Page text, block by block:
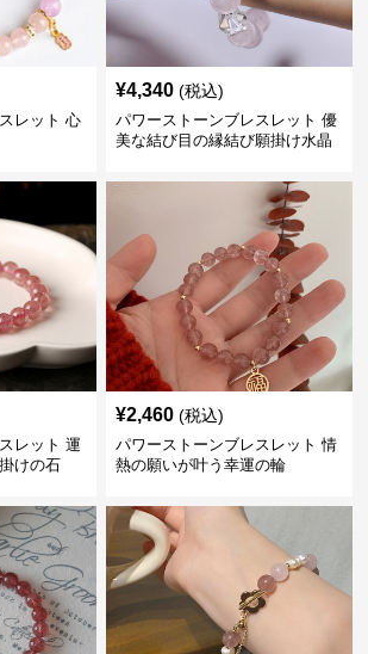
レット 心
¥4,340 (税込)
パワーストーンブレスレット 優
美な結び目の縁結び願掛け水晶
レット 運
けの石
¥2,460 (税込)
パワーストーンブレスレット 情
熱の願いが叶う幸運の輪